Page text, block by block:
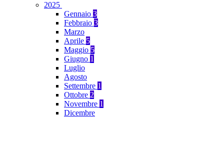
2025
Gennaio 3
Febbraio 3
Marzo
Aprile 5
Maggio 5
Giugno 1
Luglio
Agosto
Settembre 1
Ottobre 2
Novembre 1
Dicembre